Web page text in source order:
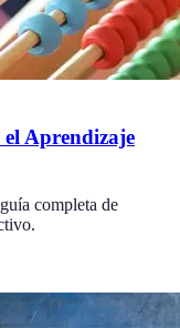
Aprendizaje
completa de